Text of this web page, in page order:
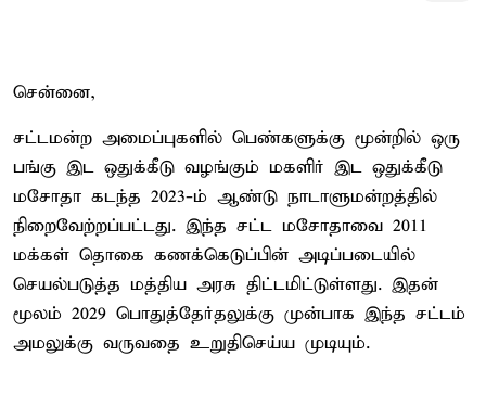
சென்னை,
சட்டமன்ற அமைப்புகளில் பெண்களுக்கு மூன்றில் ஒரு
பங்கு இட ஒதுக்கீடு வழங்கும் மகளிர் இட ஒதுக்கீடு
மசோதா கடந்த 2023-ம் ஆண்டு நாடாளுமன்றத்தில்
நிறைவேற்றப்பட்டது. இந்த சட்ட மசோதாவை 2011
மக்கள் தொகை கணக்கெடுப்பின் அடிப்படையில்
செயல்படுத்த மத்திய அரசு திட்டமிட்டுள்ளது. இதன்
மூலம் 2029 பொதுத்தேர்தலுக்கு முன்பாக இந்த சட்டம்
அமலுக்கு வருவதை உறுதிசெய்ய முடியும்.